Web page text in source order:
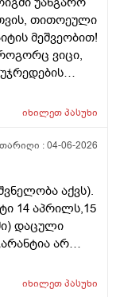
თითოეული
მეშვეობით!
ვიცი,
რაზეა
და ზოგს
იხილეთპასუხი
თარიღი :04-06-2026
აქვს).
14 აპრილს,15
დაცული
არ
არსებობს და
იხილეთპასუხი